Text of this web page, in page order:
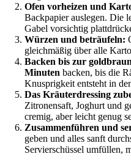
Ofen vorheizen und
Backpapier auslegen. Die
Gabel vorsichtig
Würzen und beträufeln:
gleichmäßig über alle
Backen bis zur
Minuten backen, bis die
Knusprigkeit entsteht in
Das Kräuterdressing
Zitronensaft, Joghurt und
cremig, aber leicht genug
Zusammenführen und
geben und alles sanft
Servierschüssel umfüllen,